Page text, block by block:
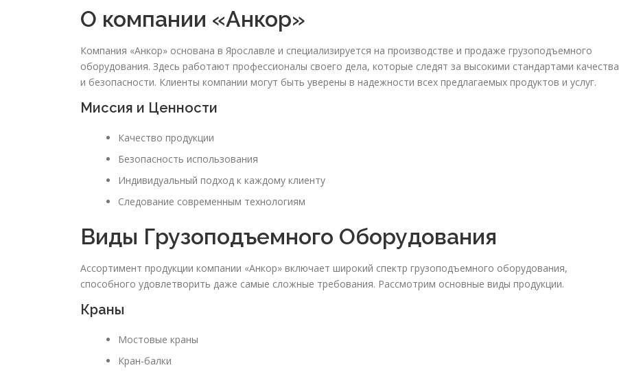
О компании «Анкор»
Компания «Анкор» основана в Ярославле и специализируется на производстве и продаже грузоподъемного
оборудования. Здесь работают профессионалы своего дела, которые следят за высокими стандартами качества
и безопасности. Клиенты компании могут быть уверены в надежности всех предлагаемых продуктов и услуг.
Миссия и Ценности
Качество продукции
Безопасность использования
Индивидуальный подход к каждому клиенту
Следование современным технологиям
Виды Грузоподъемного Оборудования
Ассортимент продукции компании «Анкор» включает широкий спектр грузоподъемного оборудования,
способного удовлетворить даже самые сложные требования. Рассмотрим основные виды продукции.
Краны
Мостовые краны
Кран-балки